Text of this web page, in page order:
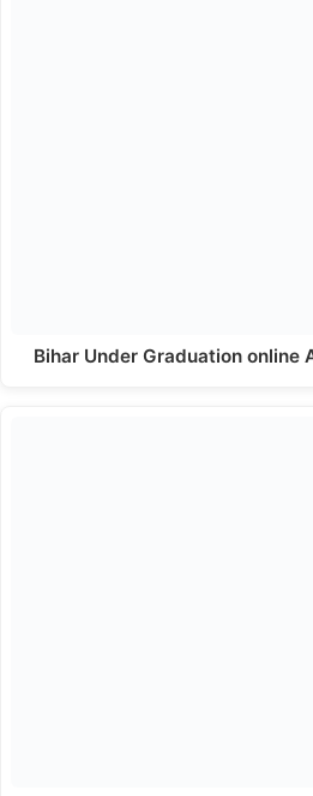
Bihar Under Graduation